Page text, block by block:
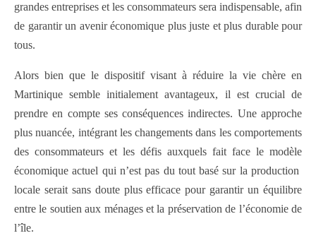
grandes entreprises et les consommateurs sera indispensable, afin
de garantir un avenir économique plus juste et plus durable pour
tous.
Alors bien que le dispositif visant à réduire la vie chère en
Martinique semble initialement avantageux, il est crucial de
prendre en compte ses conséquences indirectes. Une approche
plus nuancée, intégrant les changements dans les comportements
des consommateurs et les défis auxquels fait face le modèle
économique actuel qui n’est pas du tout basé sur la production
locale serait sans doute plus efficace pour garantir un équilibre
entre le soutien aux ménages et la préservation de l’économie de
l’île.